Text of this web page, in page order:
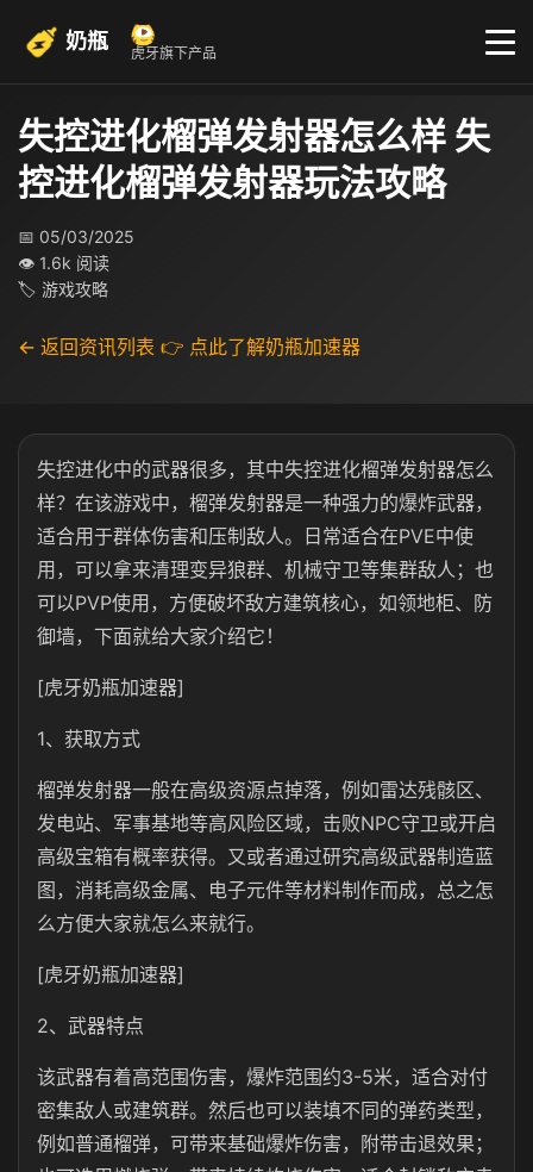
奶瓶 虎牙旗下产品
失控进化榴弹发射器怎么样 失
控进化榴弹发射器玩法攻略
📅 05/03/2025
👁 1.6k 阅读
🏷 游戏攻略
← 返回资讯列表 👉 点此了解奶瓶加速器
失控进化中的武器很多，其中失控进化榴弹发射器怎么
样？在该游戏中，榴弹发射器是一种强力的爆炸武器，
适合用于群体伤害和压制敌人。日常适合在PVE中使
用，可以拿来清理变异狼群、机械守卫等集群敌人；也
可以PVP使用，方便破坏敌方建筑核心，如领地柜、防
御墙，下面就给大家介绍它！
[虎牙奶瓶加速器]
1、获取方式
榴弹发射器一般在高级资源点掉落，例如雷达残骸区、
发电站、军事基地等高风险区域，击败NPC守卫或开启
高级宝箱有概率获得。又或者通过研究高级武器制造蓝
图，消耗高级金属、电子元件等材料制作而成，总之怎
么方便大家就怎么来就行。
[虎牙奶瓶加速器]
2、武器特点
该武器有着高范围伤害，爆炸范围约3-5米，适合对付
密集敌人或建筑群。然后也可以装填不同的弹药类型，
例如普通榴弹，可带来基础爆炸伤害，附带击退效果；